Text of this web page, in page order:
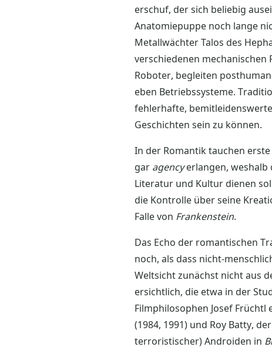
erschuf, der sich beliebig
Anatomiepuppe noch lange
Metallwächter Talos des
verschiedenen
Roboter, begleiten
eben Betriebssysteme.
fehlerhafte,
Geschichten sein zu können.
In der Romantik tauchen
gar agencyerlangen, weshalb
Literatur und Kultur dienen
die Kontrolle über seine
Falle von Frankenstein.
Das Echo der romantischen
noch, als dass nicht-
Weltsicht zunächst nicht aus
ersichtlich, die etwa in der
Filmphilosophen Josef
(1984, 1991) und Roy Batty,
terroristischer) Androiden in